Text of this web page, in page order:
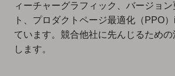
ィーチャーグラフィック、バージョン
ト、プロダクトページ最適化（PPO
ています。競合他社に先んじるため
します。